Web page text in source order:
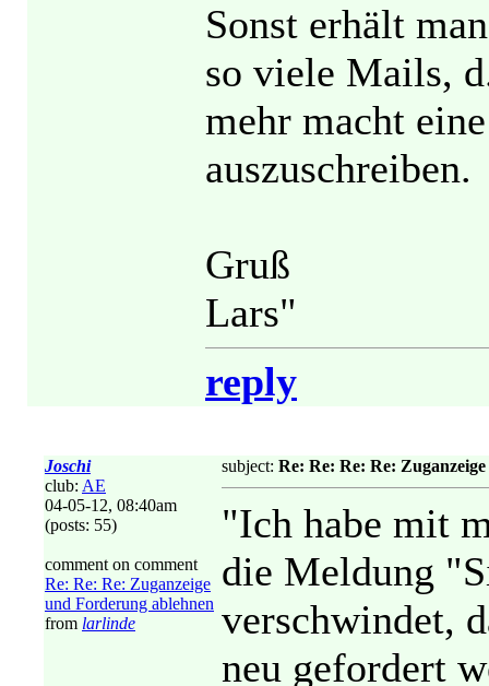
Sonst erhält
so viele Mails,
mehr macht
auszuschreiben.
Gruß
Lars"
reply
Joschi
club: AE
04-05-12, 08:40am
(posts: 55)
comment on comment
Re: Re: Re: Zuganzeige
und Forderung ablehnen
from larlinde
subject: Re: Re: Re: Re:
"Ich habe mit
die Meldung
verschwindet,
neu gefordert